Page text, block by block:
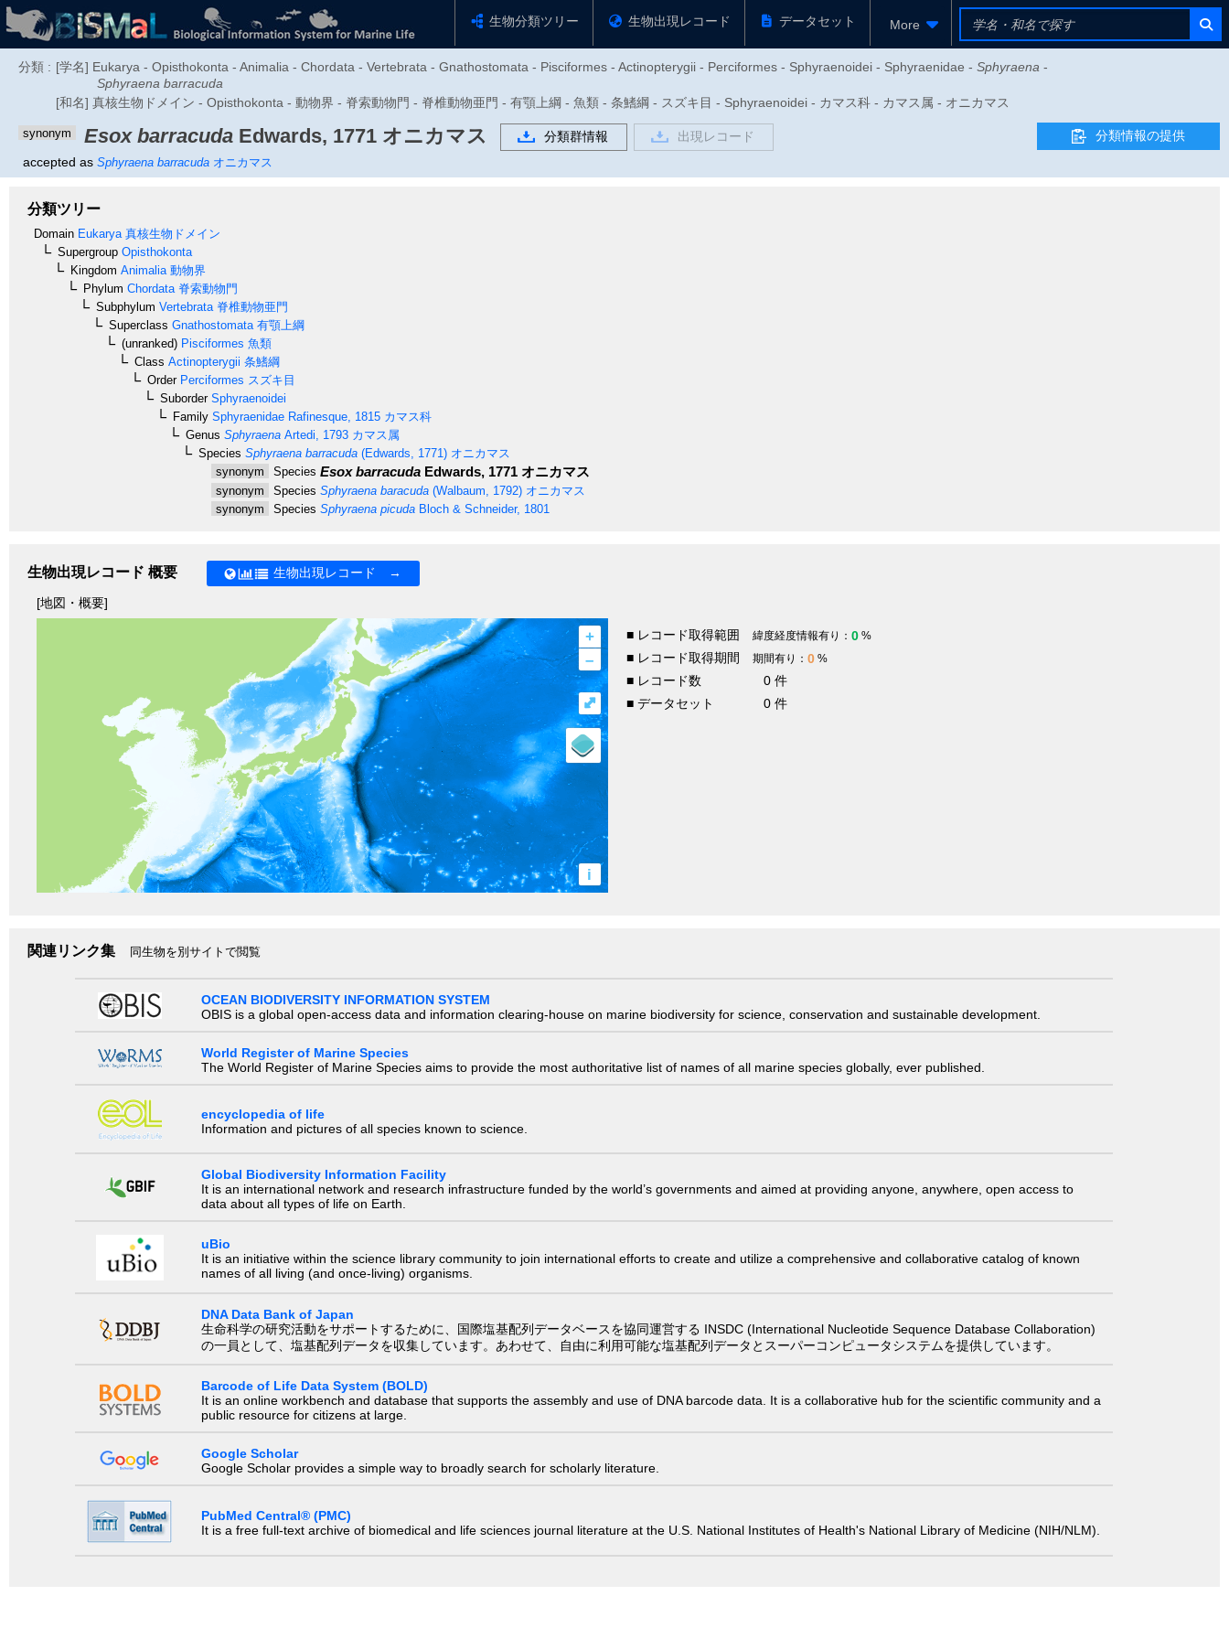
生物分類ツリー 生物出現レコード データセット More
分類 : [学名] Eukarya - Opisthokonta - Animalia - Chordata - Vertebrata - Gnathostomata - Pisciformes - Actinopterygii - Perciformes - Sphyraenoidei - Sphyraenidae - Sphyraena -
Sphyraena barracuda
[和名] 真核生物ドメイン - Opisthokonta - 動物界 - 脊索動物門 - 脊椎動物亜門 - 有顎上綱 - 魚類 - 条鰭綱 - スズキ目 - Sphyraenoidei - カマス科 - カマス属 - オニカマス
synonym Esox barracuda Edwards, 1771 オニカマス
accepted as Sphyraena barracuda オニカマス
分類群情報 出現レコード 分類情報の提供
分類ツリー
Domain Eukarya真核生物ドメイン
Supergroup Opisthokonta
Kingdom Animalia動物界
Phylum Chordata脊索動物門
Subphylum Vertebrata脊椎動物亜門
Superclass Gnathostomata有顎上綱
(unranked) Pisciformes 魚類
Class Actinopterygii 条鰭綱
OrderPerciformes スズキ目
SuborderSphyraenoidei
Family Sphyraenidae Rafinesque, 1815 カマス科
Genus Sphyraena Artedi, 1793 カマス属
Species Sphyraena barracuda (Edwards, 1771) オニカマス
synonym
Species Esox barracuda Edwards, 1771 オニカマス
synonym Species Sphyraena baracuda (Walbaum, 1792) オニカマス
synonym
Species Sphyraena picuda Bloch & Schneider, 1801
生物出現レコード 概要 生物出現レコード →
[地図・概要]
+
–
i
⤢
■ レコード取得範囲 緯度経度情報有り： 0 %
■ レコード取得期間 期間有り： 0 %
■ レコード数
0 件
■ データセット
0 件
関連リンク集 同生物を別サイトで閲覧
OCEAN BIODIVERSITY INFORMATION SYSTEM
OBIS is a global open-access data and information clearing-house on marine biodiversity for science, conservation and sustainable development.
World Register of Marine Species
The World Register of Marine Species aims to provide the most authoritative list of names of all marine species globally, ever published.
encyclopedia of life
Information and pictures of all species known to science.
Global Biodiversity Information Facility
It is an international network and research infrastructure funded by the world’s governments and aimed at providing anyone, anywhere, open access to
data about all types of life on Earth.
uBio
It is an initiative within the science library community to join international efforts to create and utilize a comprehensive and collaborative catalog of known
names of all living (and once-living) organisms.
DNA Data Bank of Japan
生命科学の研究活動をサポートするために、国際塩基配列データベースを協同運営する INSDC (International Nucleotide Sequence Database Collaboration)
の一員として、塩基配列データを収集しています。あわせて、自由に利用可能な塩基配列データとスーパーコンピュータシステムを提供しています。
Barcode of Life Data System (BOLD)
It is an online workbench and database that supports the assembly and use of DNA barcode data. It is a collaborative hub for the scientific community and a
public resource for citizens at large.
Google Scholar
Google Scholar provides a simple way to broadly search for scholarly literature.
PubMed Central® (PMC)
It is a free full-text archive of biomedical and life sciences journal literature at the U.S. National Institutes of Health's National Library of Medicine (NIH/NLM).